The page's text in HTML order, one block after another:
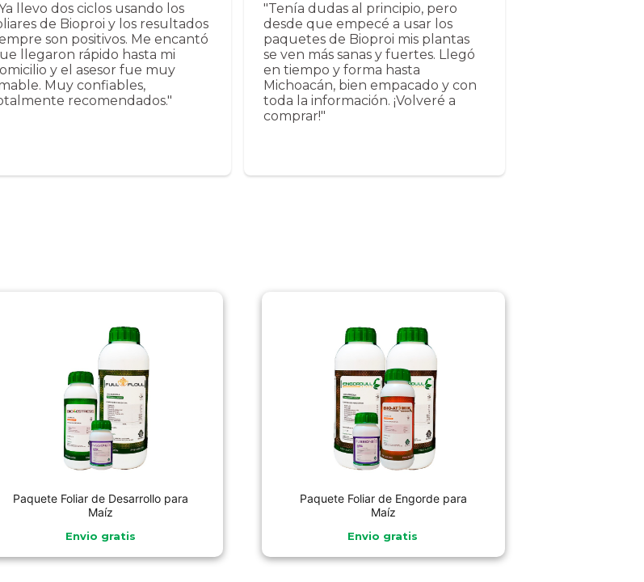
llevo dos ciclos usando los
de Bioproi y los resultados
son positivos. Me encantó
llegaron rápido hasta mi
y el asesor fue muy
Muy confiables,
recomendados."
"Tenía dudas al principio, pero
desde que empecé a usar los
paquetes de Bioproi mis plantas
se ven más sanas y fuertes. Llegó
en tiempo y forma hasta
Michoacán, bien empacado y con
toda la información. ¡Volveré a
comprar!"
Paquete Foliar de Desarrollo para
Maíz
Envio gratis
Paquete Foliar de Engorde para
Maíz
Envio gratis